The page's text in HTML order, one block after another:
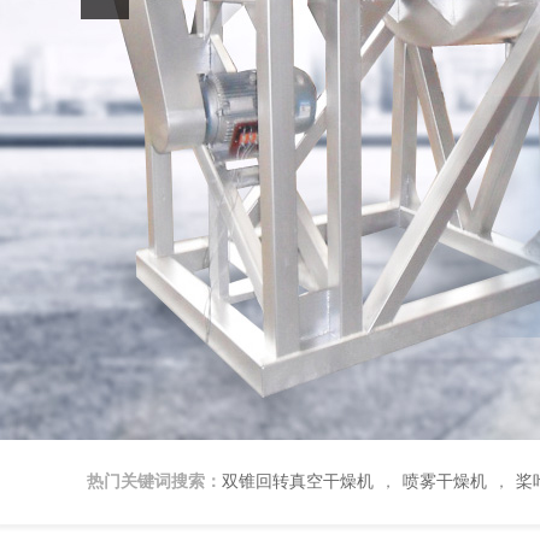
热门关键词搜索： 双锥回转真空干燥机 ， 喷雾干燥机 ， 桨